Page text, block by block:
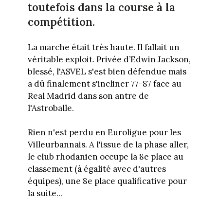
toutefois dans la course à la
compétition.
La marche était très haute. Il fallait un
véritable exploit. Privée d’Edwin Jackson,
blessé, l'ASVEL s'est bien défendue mais
a dû finalement s'incliner 77-87 face au
Real Madrid dans son antre de
l'Astroballe.
Rien n'est perdu en Euroligue pour les
Villeurbannais. A l'issue de la phase aller,
le club rhodanien occupe la 8e place au
classement (à égalité avec d'autres
équipes), une 8e place qualificative pour
la suite...